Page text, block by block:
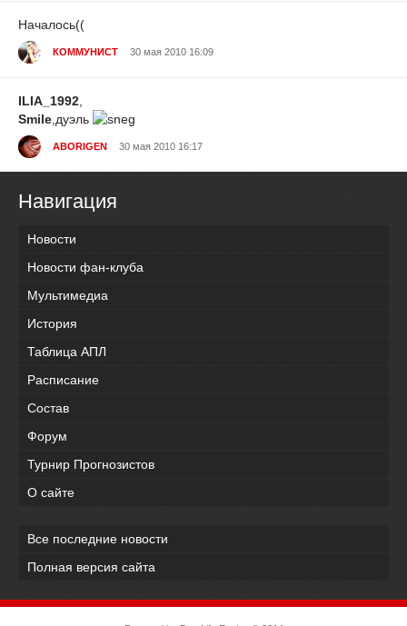
Началось((
КОММУНИСТ 30 мая 2010 16:09
ILIA_1992
Smile ,дуэль
ABORIGEN 30 мая 2010 16:17
Навигация
Новости
Новости фан-клуба
Мультимедиа
История
Таблица АПЛ
Расписание
Состав
Форум
Турнир Прогнозистов
О сайте
Все последние новости
Полная версия сайта